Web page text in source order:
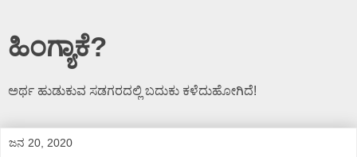
ಹಿಂಗ್ಯಾಕೆ?
ಅರ್ಥ ಹುಡುಕುವ ಸಡಗರದಲ್ಲಿ ಬದುಕು ಕಳೆದುಹೋಗಿದೆ!
ಜನ 20, 2020